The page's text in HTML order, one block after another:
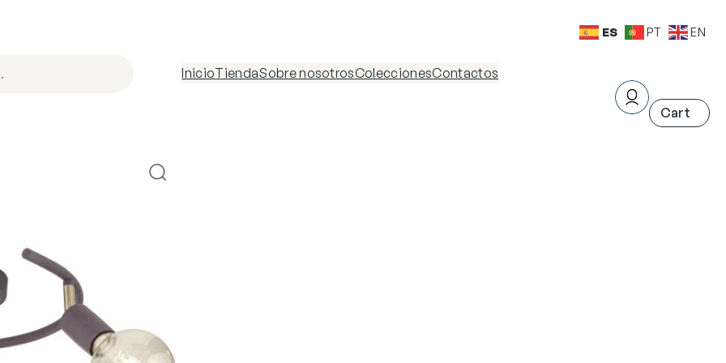
InicioTiendaSobre nosotrosColeccionesContactos
ES PT EN